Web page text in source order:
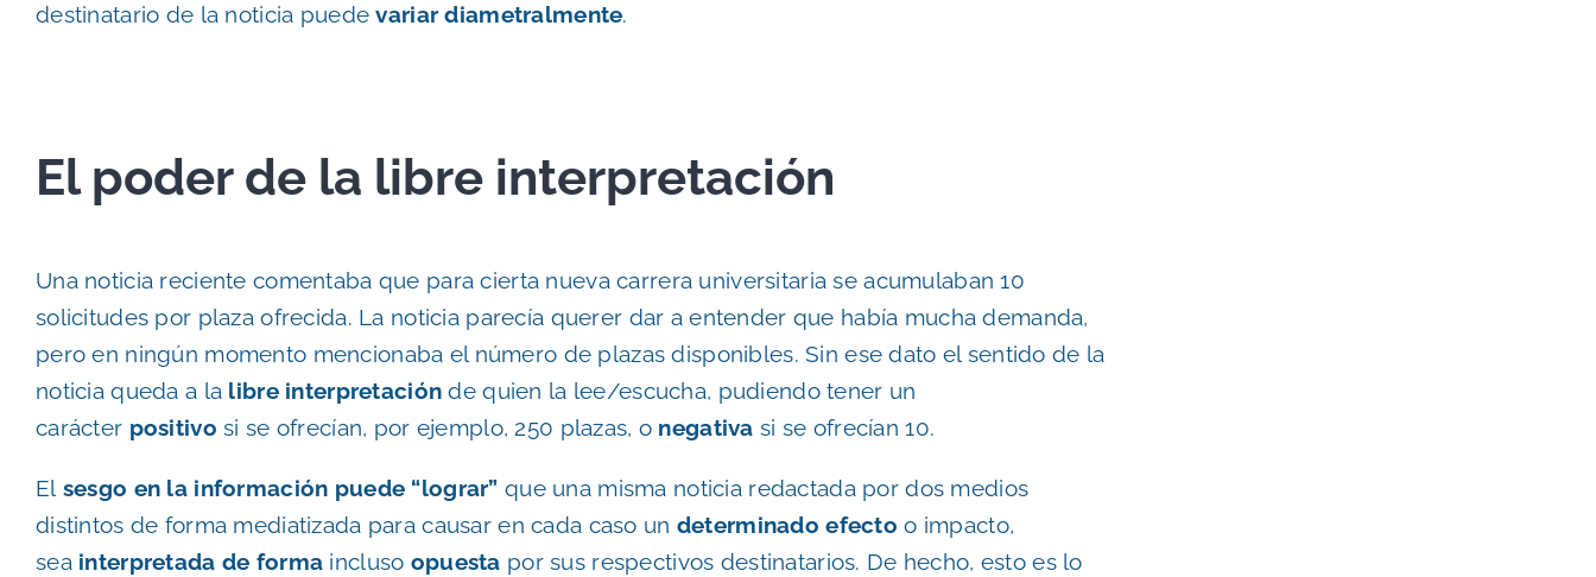
destinatario de la noticia puedevariar diametralmente.
El poder de la libre interpretación
Una noticia reciente comentaba que para cierta nueva carrera universitaria se acumulaban 10
solicitudes por plaza ofrecida. La noticia parecía querer dar a entender que había mucha demanda,
pero en ningún momento mencionaba el número de plazas disponibles. Sin ese dato el sentido de la
noticia queda a la libre interpretación de quien la lee/escucha, pudiendo tener un
carácter positivo si se ofrecían, por ejemplo, 250 plazas, o negativa si se ofrecían 10.
El sesgo en la información puede “lograr” que una misma noticia redactada por dos medios
distintos de forma mediatizada para causar en cada caso un determinado efecto o impacto,
sea interpretada de forma incluso opuesta por sus respectivos destinatarios. De hecho, esto es lo